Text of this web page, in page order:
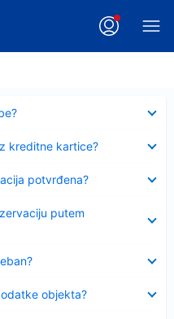
kreditne kartice?
potvrđena?
putem
objekta?